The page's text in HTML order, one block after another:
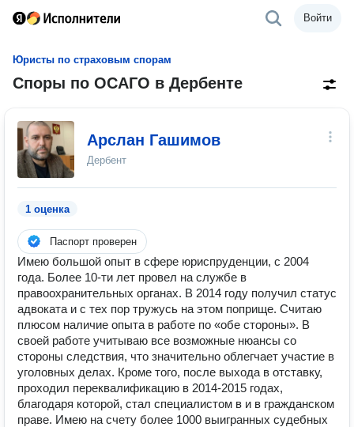
Войти
Юристы по страховым спорам
Споры по ОСАГО в Дербенте
Арслан Гашимов
Дербент
1 оценка
Паспорт проверен
Имею большой опыт в сфере юриспруденции, с 2004
года. Более 10-ти лет провел на службе в
правоохранительных органах. В 2014 году получил статус
адвоката и с тех пор тружусь на этом поприще. Считаю
плюсом наличие опыта в работе по «обе стороны». В
своей работе учитываю все возможные нюансы со
стороны следствия, что значительно облегчает участие в
уголовных делах. Кроме того, после выхода в отставку,
проходил переквалификацию в 2014-2015 годах,
благодаря которой, стал специалистом в и в гражданском
праве. Имею на счету более 1000 выигранных судебных